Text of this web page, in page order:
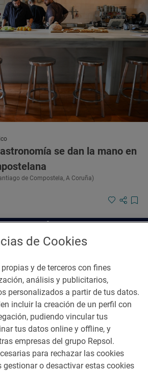
se dan la mano en
de Compostela, A Coruña)
al tanto!
de los amantes del viaje y de
Suscribirme
de Cookies
y de terceros con fines
análisis y publicitarios,
personalizados a partir de tus datos.
incluir la creación de un perfil con
pudiendo vincular tus
tus datos online y offline, y
empresas del grupo Repsol.
para rechazar las cookies
gestionar o desactivar estas cookies